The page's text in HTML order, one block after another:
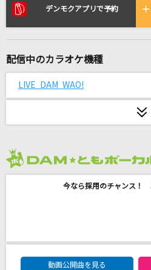
リアルタイムで歌われ
ひまわりの約束
夜もすがら君想ふ
Mrs. GREEN APPLE
Monolith
デンモクアプリで予約
配信中のカラオケ機種
LIVE DAM WAO!
今なら採用のチャンス！
DAM★ともボーカルエン
動画公開曲を見る